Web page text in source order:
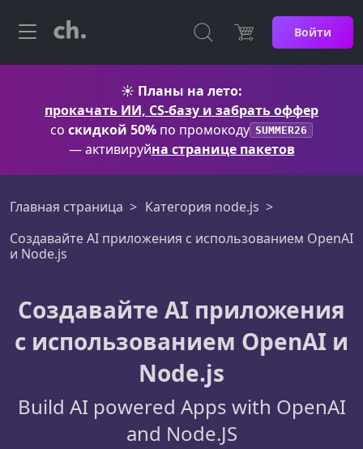
Войти
☀️ Планы на лето:
прокачать ИИ, CS-базу и забрать оффер
со скидкой 50% по промокоду SUMMER26
— активируйна странице пакетов
Главная страница
Категория node.js
Создавайте AI приложения с использованием OpenAI
и Node.js
Создавайте AI приложения
с использованием OpenAI и
Node.js
Build AI powered Apps with OpenAI
and Node.JS